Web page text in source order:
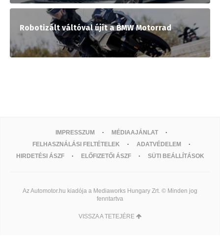
Robotizált váltóval újít a BMW Motorrad
IMPRESSZUM
MÉDIAAJÁNLAT
FELHASZNÁLÁSI FELTÉTELEK
ADATVÉDELEM
HIRDETÉSI ÁSZF
ELŐFIZETŐI ÁSZF SÜTI BEÁLLÍTÁSOK
Az Automotor.hu kiadója a Mediaworks Hungary Zrt. © Minden jog
fenntartva
VISSZA A TETEJÉRE